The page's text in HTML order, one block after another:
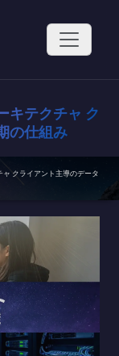
キテクチャ ク
の仕組み
クライアント主導のデータ